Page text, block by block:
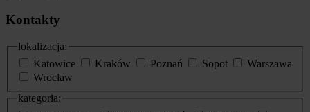
Kontakty
lokalizacja:
Katowice
Kraków Poznań Sopot
Warszawa
Wrocław
kategoria: